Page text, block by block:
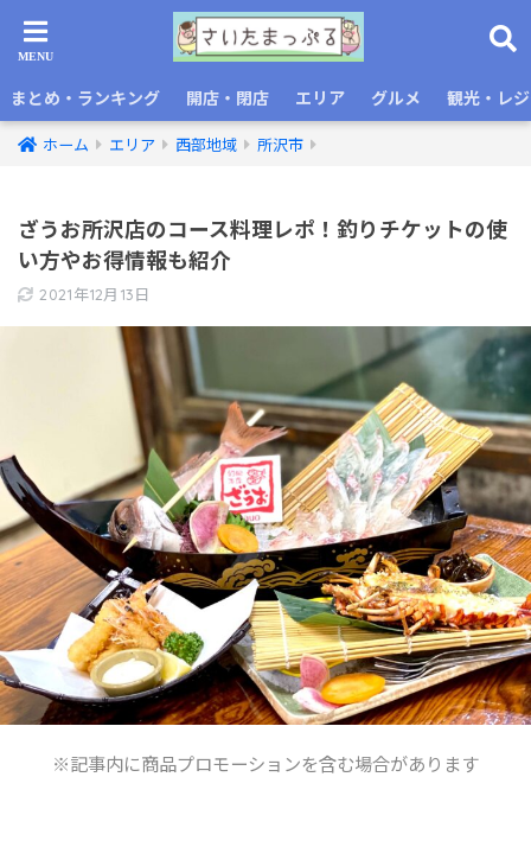
まとめ・ランキング 開店・閉店 エリア グルメ 観光・レ
ホーム エリア 西部地域 所沢市
ざうお所沢店のコース料理レポ！釣りチケットの使
い方やお得情報も紹介
2021年12月13日
※記事内に商品プロモーションを含む場合があります